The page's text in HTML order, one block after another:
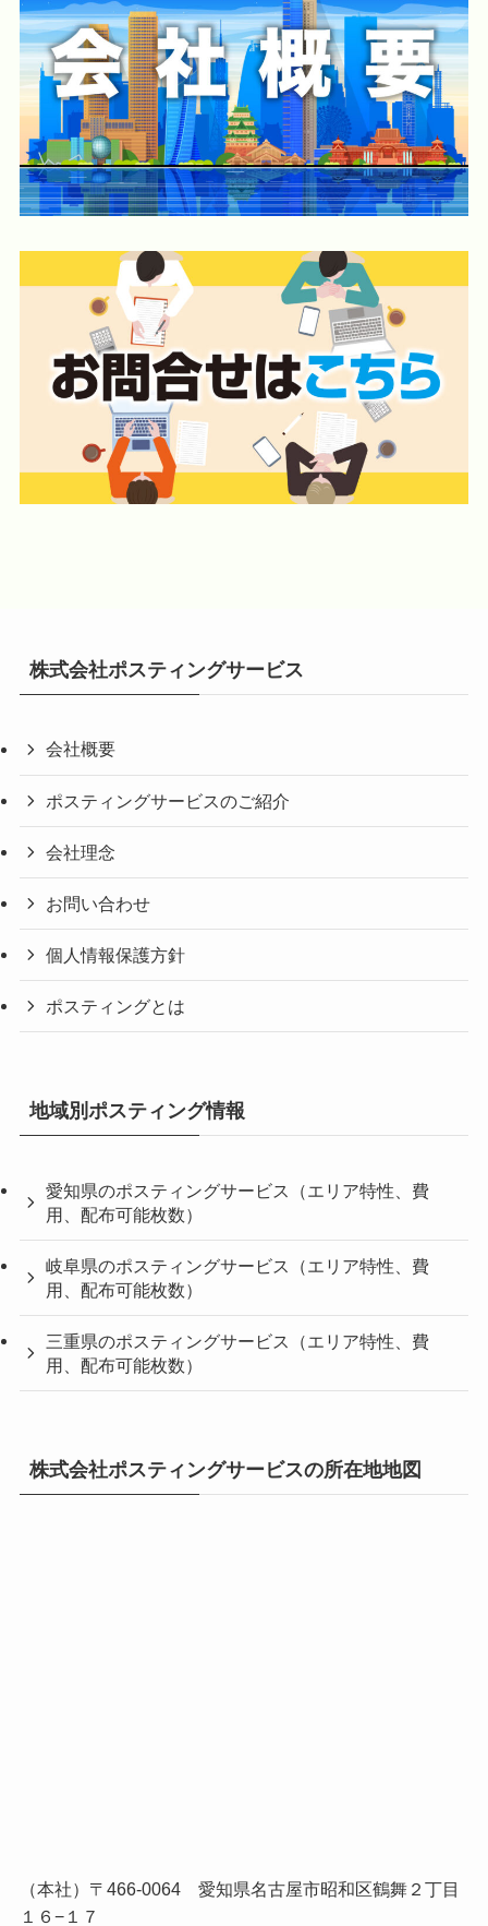
株式会社ポスティングサービス
会社概要
ポスティングサービスのご紹介
会社理念
お問い合わせ
個人情報保護方針
ポスティングとは
地域別ポスティング情報
愛知県のポスティングサービス（エリア特性、費
用、配布可能枚数）
岐阜県のポスティングサービス（エリア特性、費
用、配布可能枚数）
三重県のポスティングサービス（エリア特性、費
用、配布可能枚数）
株式会社ポスティングサービスの所在地地図
（本社）〒466-0064 愛知県名古屋市昭和区鶴舞２丁目
１６−１７